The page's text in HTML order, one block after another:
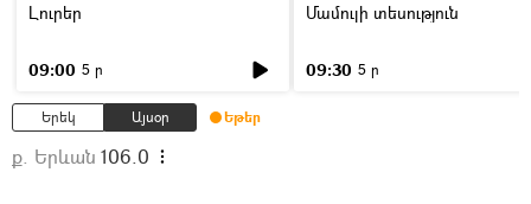
Լուրեր
09:00 5 ր
Մամուլի տեսություն
09:30 5 ր
Երեկ Այսօր Եթեր
ք. Երևան 106.0